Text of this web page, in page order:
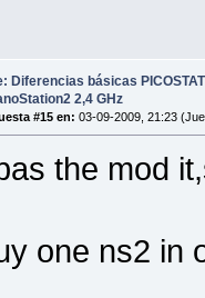
Diferencias básicas
2,4 GHz
#15 en: 03-09-2009, 21:23
the mod
one ns2 in